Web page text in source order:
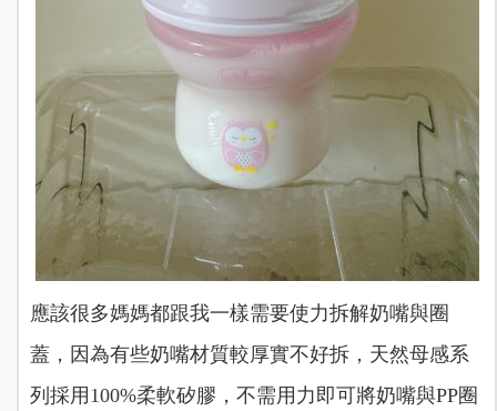
應該很多媽媽都跟我一樣需要使力拆解奶嘴與圈
蓋，因為有些奶嘴材質較厚實不好拆，天然母感系
列採用100%柔軟矽膠，不需用力即可將奶嘴與PP圈